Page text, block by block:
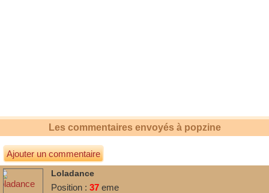
Les commentaires envoyés à popzine
Ajouter un commentaire
Loladance
Position : 37 eme